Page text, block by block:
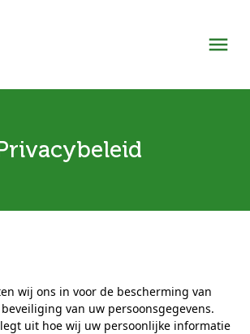
wij ons in voor de bescherming van
van uw persoonsgegevens.
uit hoe wij uw persoonlijke informatie